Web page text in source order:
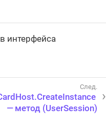
интерфейса
— метод (UserSession)